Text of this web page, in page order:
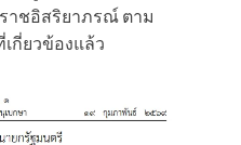
าชอิสริยาภรณ์ ตาม
กี่ยวข้องแล้ว